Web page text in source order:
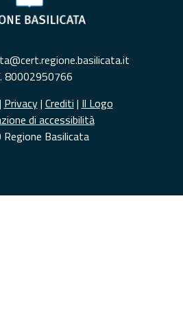
80002950766
| Privacy| Crediti | Il Logo
di accessibilità
Basilicata